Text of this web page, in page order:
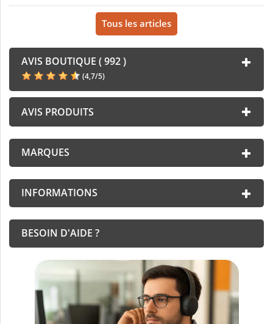
Tous les articles
AVIS BOUTIQUE ( 992 )
(4,7/5)
AVIS PRODUITS
MARQUES
INFORMATIONS
BESOIN D'AIDE ?